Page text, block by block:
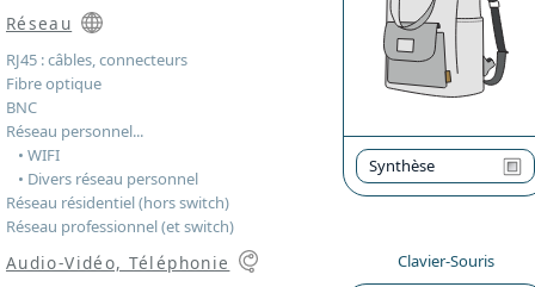
Synthèse
Clavier-Souris
Réseau
RJ45 : câbles, connecteurs
Fibre optique
BNC
Réseau personnel...
• WIFI
• Divers réseau personnel
Réseau résidentiel (hors switch)
Réseau professionnel (et switch)
Audio-Vidéo, Téléphonie